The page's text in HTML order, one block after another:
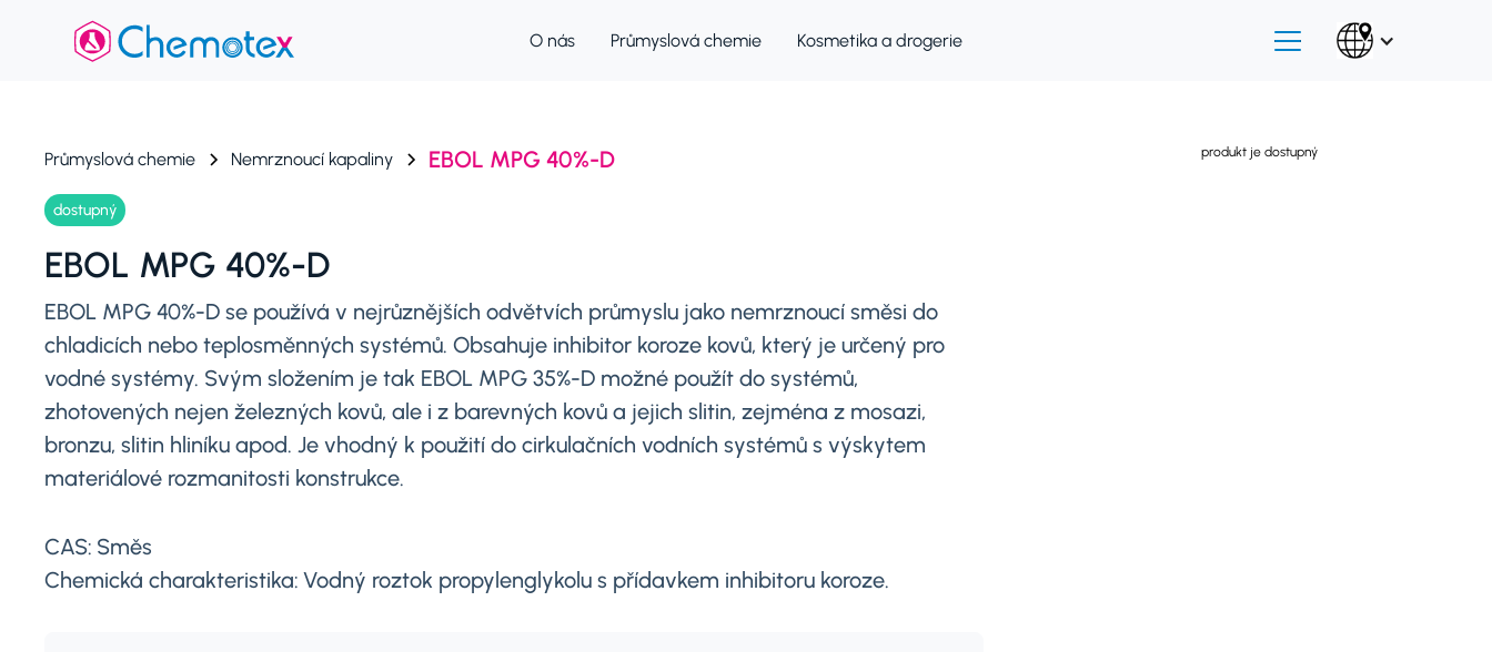
O nás Průmyslová chemie Kosmetika a drogerie
Průmyslová chemie Nemrznoucí kapaliny EBOL MPG 40%-D
dostupný
EBOL MPG 40%-D
EBOL MPG 40%-D se používá v nejrůznějších odvětvích průmyslu jako nemrznoucí směsi do
chladicích nebo teplosměnných systémů. Obsahuje inhibitor koroze kovů, který je určený pro
vodné systémy. Svým složením je tak EBOL MPG 35%-D možné použít do systémů,
zhotovených nejen železných kovů, ale i z barevných kovů a jejich slitin, zejména z mosazi,
bronzu, slitin hliníku apod. Je vhodný k použití do cirkulačních vodních systémů s výskytem
materiálové rozmanitosti konstrukce.
CAS: Směs
Chemická charakteristika: Vodný roztok propylenglykolu s přídavkem inhibitoru koroze.
produkt je dostupný